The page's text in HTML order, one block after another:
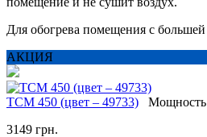
Для обогрева помещения с
АКЦИЯ
ТСМ 450 (цвет – 49733) Мощность
3149 грн.